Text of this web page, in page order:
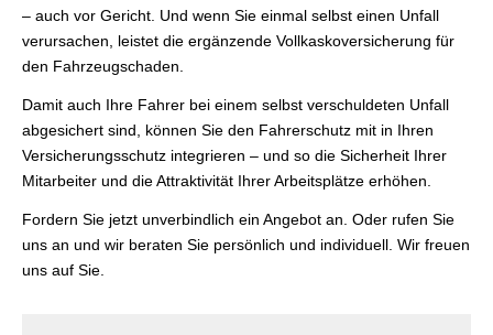
– auch vor Gericht. Und wenn Sie einmal selbst einen Unfall
verursachen, leistet die ergänzende Vollkaskoversicherung für
den Fahrzeugschaden.
Damit auch Ihre Fahrer bei einem selbst verschuldeten Unfall
abgesichert sind, können Sie den Fahrerschutz mit in Ihren
Versicherungsschutz integrieren – und so die Sicherheit Ihrer
Mitarbeiter und die Attraktivität Ihrer Arbeitsplätze erhöhen.
Fordern Sie jetzt unverbindlich ein Angebot an. Oder rufen Sie
uns an und wir beraten Sie persönlich und individuell. Wir freuen
uns auf Sie.